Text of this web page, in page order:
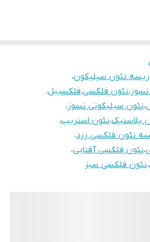
ریسه نئون سیلیکون،
،نئون فلکسی،فلکسیبل،
،نئون سیلیکونی نسوز،
پلاستیک،نئون استریپ،
نئون فلکسی زرد،
،نئون فلکسی آفتابی،
،نئون فلکسی سبز